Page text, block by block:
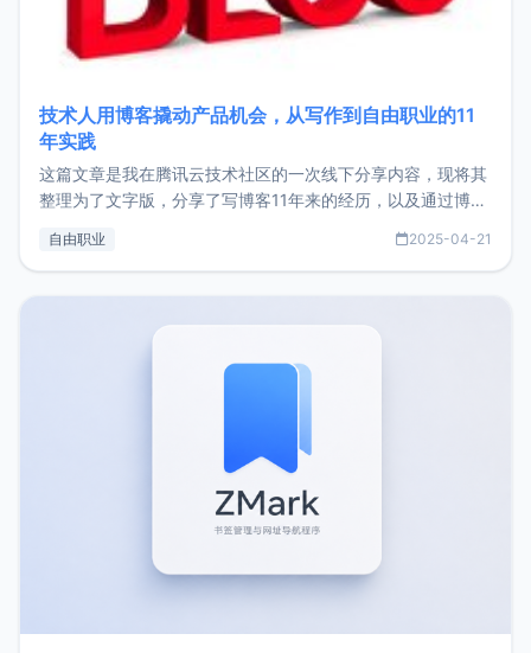
技术人用博客撬动产品机会，从写作到自由职业的11
年实践
这篇文章是我在腾讯云技术社区的一次线下分享内容，现将其
整理为了文字版，分享了写博客11年来的经历，以及通过博客
了我的首个产品ImgURL的真实数据和产品现状。自我介绍大
自由职业 2025-04-21